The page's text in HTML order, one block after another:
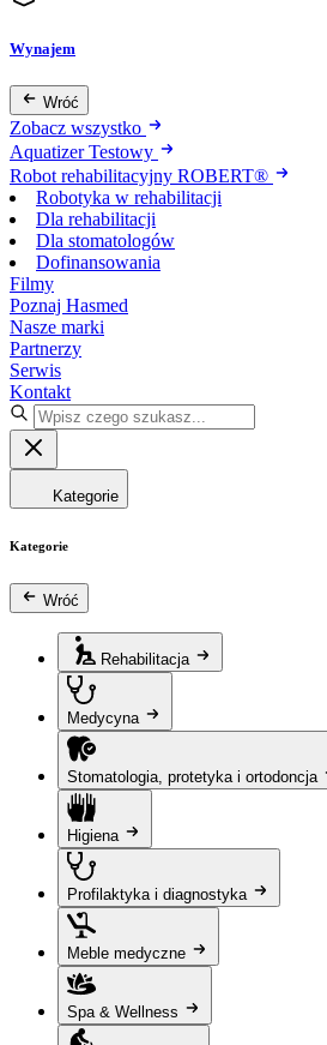
Wynajem
Wróć
Zobacz wszystko
Aquatizer Testowy
Robot rehabilitacyjny ROBERT®
Robotyka w rehabilitacji
Dla rehabilitacji
Dla stomatologów
Dofinansowania
Filmy
Poznaj Hasmed
Nasze marki
Partnerzy
Serwis
Kontakt
Kategorie
Kategorie
Wróć
Rehabilitacja
Medycyna
Stomatologia, protetyka i ortodoncja
Higiena
Profilaktyka i diagnostyka
Meble medyczne
Spa & Wellness